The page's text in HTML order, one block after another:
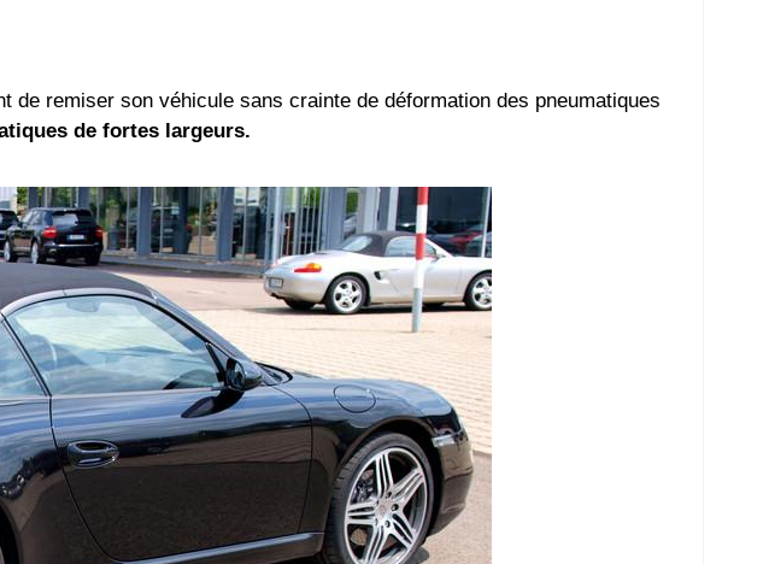
de remiser son véhicule sans crainte de déformation des pneumatiques
de fortes largeurs.